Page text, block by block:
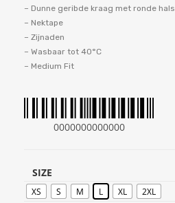
– Dunne geribde kraag met ronde hals
– Nektape
– Zijnaden
– Wasbaar tot 40°C
– Medium Fit
0000000000000
SIZE
XS S M L XL 2XL